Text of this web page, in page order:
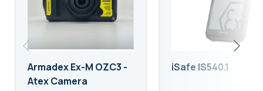
Armadex Ex-M OZC3 -
Atex Camera
iSafe IS540.1